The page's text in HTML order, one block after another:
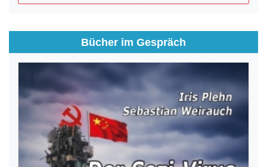
Bücher im Gespräch